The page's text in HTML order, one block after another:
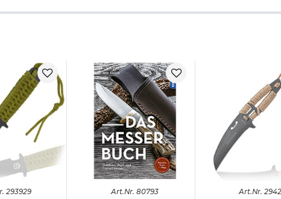
293929 Art.Nr. 80793 Art.Nr.